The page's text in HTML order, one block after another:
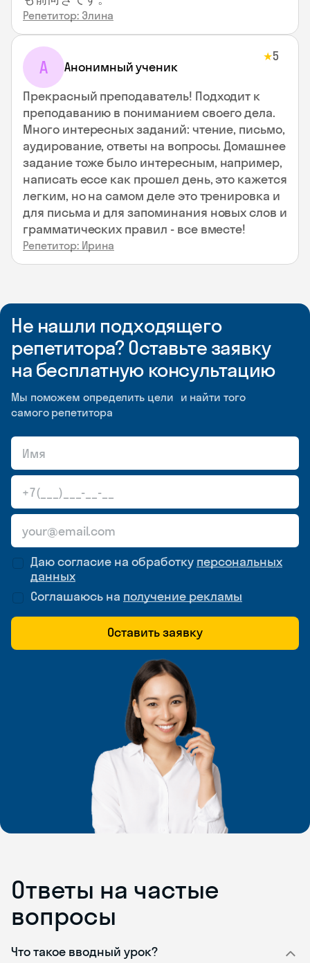
Репетитор: Элина
А Анонимный ученик
★5
Прекрасный преподаватель! Подходит к
преподаванию в пониманием своего дела.
Много интересных заданий: чтение, письмо,
аудирование, ответы на вопросы. Домашнее
задание тоже было интересным, например,
написать ессе как прошел день, это кажется
легким, но на самом деле это тренировка и
для письма и для запоминания новых слов и
грамматических правил - все вместе!
Репетитор: Ирина
Не нашли подходящего
репетитора? Оставьте заявку
на бесплатную консультацию
Мы поможем определить цели и найти того
самого репетитора
Даю согласие на обработку персональных
данных
Соглашаюсь на получение рекламы
Оставить заявку
Ответы на частые
вопросы
Что такое вводный урок?